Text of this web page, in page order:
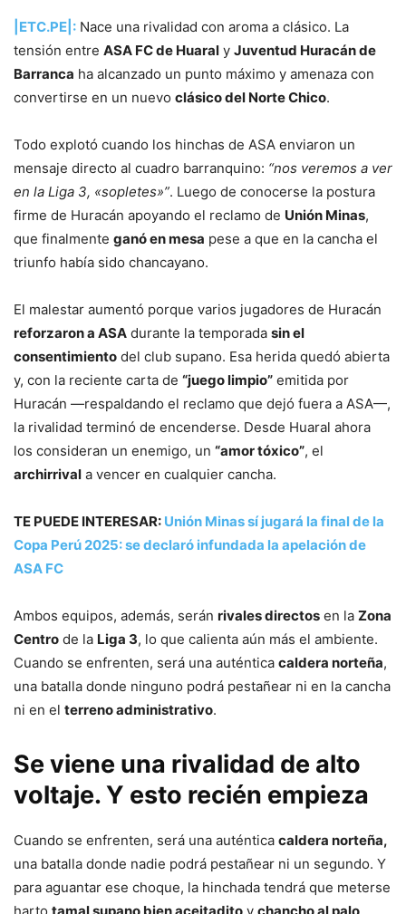
|ETC.PE|: Nace una rivalidad con aroma a clásico. La
tensión entre ASA FC de Huaral y Juventud Huracán de
Barranca ha alcanzado un punto máximo y amenaza con
convertirse en un nuevo clásico del Norte Chico.
Todo explotó cuando los hinchas de ASA enviaron un
mensaje directo al cuadro barranquino: “nos veremos a ver
en la Liga 3, «sopletes»”. Luego de conocerse la postura
firme de Huracán apoyando el reclamo de Unión Minas,
que finalmente ganó en mesa pese a que en la cancha el
triunfo había sido chancayano.
El malestar aumentó porque varios jugadores de Huracán
reforzaron a ASA durante la temporada sin el
consentimiento del club supano. Esa herida quedó abierta
y, con la reciente carta de “juego limpio” emitida por
Huracán —respaldando el reclamo que dejó fuera a ASA—,
la rivalidad terminó de encenderse. Desde Huaral ahora
los consideran un enemigo, un “amor tóxico”, el
archirrival a vencer en cualquier cancha.
TE PUEDE INTERESAR: Unión Minas sí jugará la final de la
Copa Perú 2025: se declaró infundada la apelación de
ASA FC
Ambos equipos, además, serán rivales directos en la Zona
Centro de la Liga 3, lo que calienta aún más el ambiente.
Cuando se enfrenten, será una auténtica caldera norteña,
una batalla donde ninguno podrá pestañear ni en la cancha
ni en el terreno administrativo.
Se viene una rivalidad de alto
voltaje. Y esto recién empieza
Cuando se enfrenten, será una auténtica caldera norteña,
una batalla donde nadie podrá pestañear ni un segundo. Y
para aguantar ese choque, la hinchada tendrá que meterse